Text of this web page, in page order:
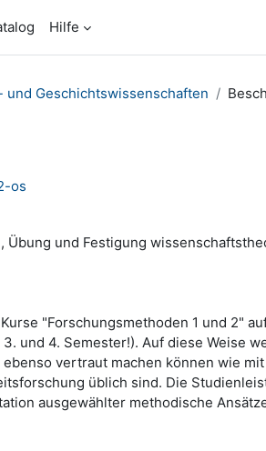
Hilfe
und Geschichtswissenschaften
os
und Festigung
"Forschungsmethoden 1 und 2"
und 4. Semester!). Auf diese Weise
vertraut machen können wie
üblich sind. Die
ausgewählter methodische